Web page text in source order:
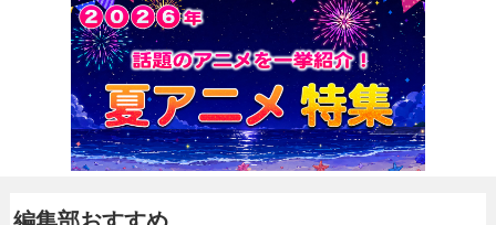
編集部おすすめ